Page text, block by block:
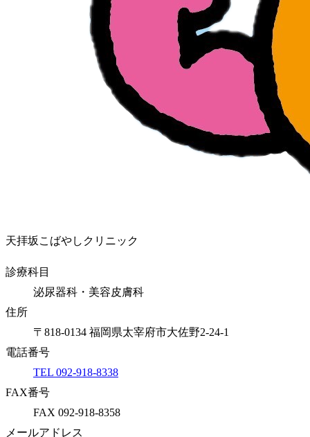
天拝坂こばやしクリニック
診療科目
泌尿器科・美容皮膚科
住所
〒818-0134 福岡県太宰府市大佐野2-24-1
電話番号
TEL 092-918-8338
FAX番号
FAX 092-918-8358
メールアドレス